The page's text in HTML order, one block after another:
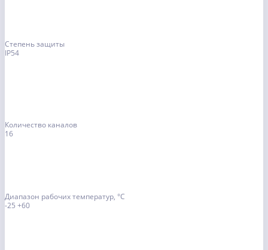
Степень защиты
IP54
Количество каналов
16
Диапазон рабочих температур, °С
-25 +60